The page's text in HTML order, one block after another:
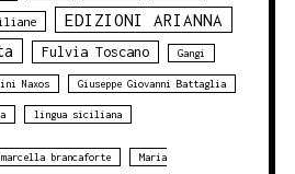
EDIZIONI ARIANNA
Fulvia Toscano Gangi
Naxos Giuseppe Giovanni Battaglia
lingua siciliana
marcella brancaforte Maria